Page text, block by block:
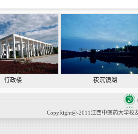
夜沉镜湖
CopyRight@-2011江西中医药大学